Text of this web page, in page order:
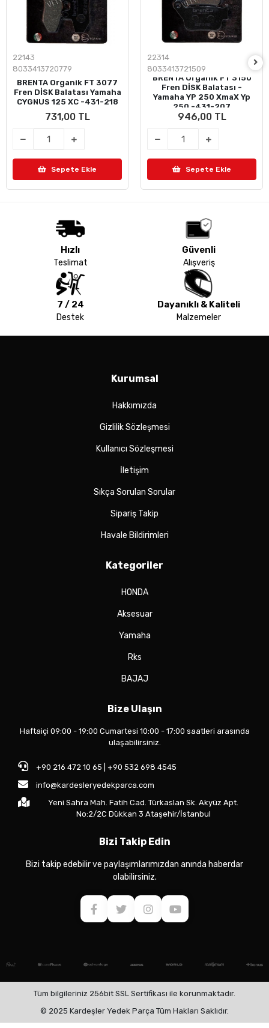
22143
8033413720779
BRENTA Organik FT 3077
Fren DİSK Balatası Yamaha
CYGNUS 125 XC -431-218
731,00 TL
Sepete Ekle
22314
8033413721509
BRENTA Organik FT 3150
Fren DİSK Balatası -
Yamaha YP 250 XmaX Yp
250 -431-207
946,00 TL
Sepete Ekle
Hızlı
Teslimat
Güvenli
Alışveriş
7 / 24
Destek
Dayanıklı & Kaliteli
Malzemeler
Kurumsal
Hakkımızda
Gizlilik Sözleşmesi
Kullanıcı Sözleşmesi
İletişim
Sıkça Sorulan Sorular
Sipariş Takip
Havale Bildirimleri
Kategoriler
HONDA
Aksesuar
Yamaha
Rks
BAJAJ
Bize Ulaşın
Haftaiçi 09:00 - 19:00 Cumartesi 10:00 - 17:00 saatleri arasında
ulaşabilirsiniz.
+90 216 472 10 65 | +90 532 698 4545
info@kardesleryedekparca.com
Yeni Sahra Mah. Fatih Cad. Türkaslan Sk. Akyüz Apt.
No:2/2C Dükkan 3 Ataşehir/İstanbul
Bizi Takip Edin
Bizi takip edebilir ve paylaşımlarımızdan anında haberdar
olabilirsiniz.
Tüm bilgileriniz 256bit SSL Sertifikası ile korunmaktadır.
© 2025 Kardeşler Yedek Parça Tüm Hakları Saklıdır.